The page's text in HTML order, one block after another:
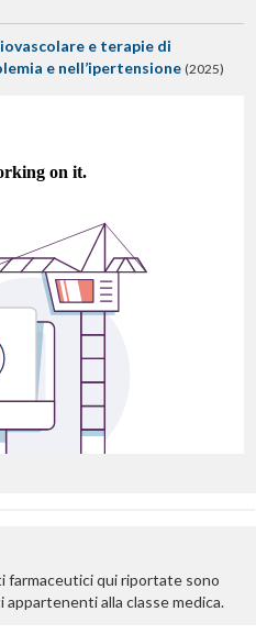
e terapie di
e nell’ipertensione (2025)
farmaceutici qui riportate sono
alla classe medica.